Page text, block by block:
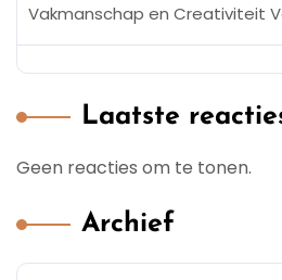
Vakmanschap en Creativiteit
Laatste
Geen reacties om te tonen.
Archief